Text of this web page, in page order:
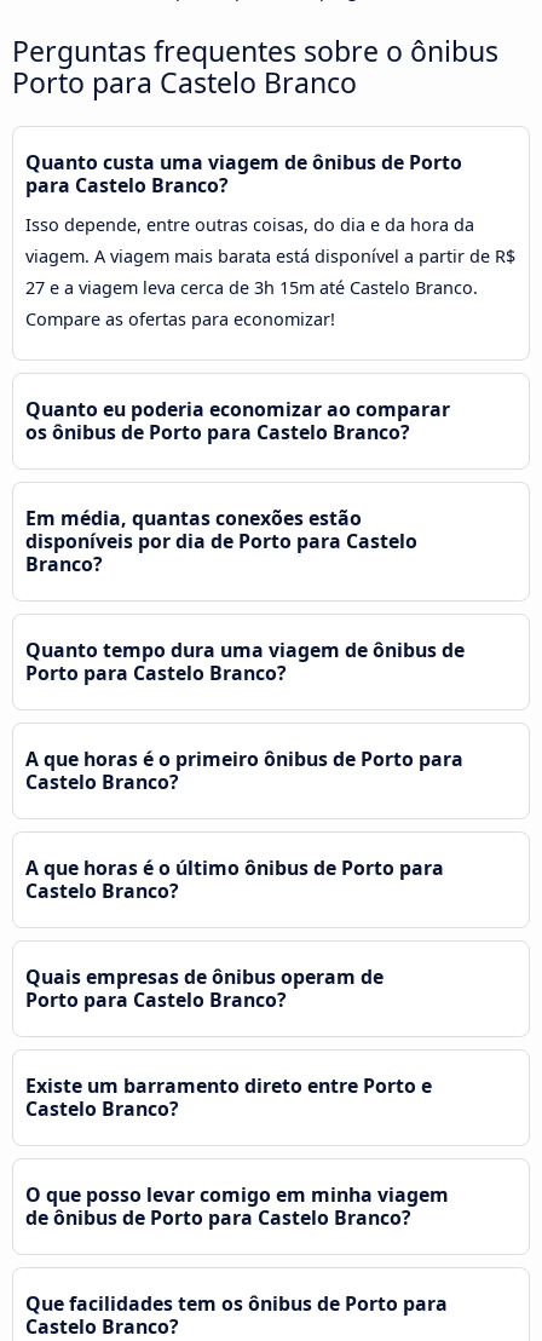
Perguntas frequentes sobre o ônibus
Porto para Castelo Branco
Quanto custa uma viagem de ônibus de Porto
para Castelo Branco?
Isso depende, entre outras coisas, do dia e da hora da
viagem. A viagem mais barata está disponível a partir de R$
27 e a viagem leva cerca de 3h 15m até Castelo Branco.
Compare as ofertas para economizar!
Quanto eu poderia economizar ao comparar
os ônibus de Porto para Castelo Branco?
Em média, quantas conexões estão
disponíveis por dia de Porto para Castelo
Branco?
Quanto tempo dura uma viagem de ônibus de
Porto para Castelo Branco?
A que horas é o primeiro ônibus de Porto para
Castelo Branco?
A que horas é o último ônibus de Porto para
Castelo Branco?
Quais empresas de ônibus operam de
Porto para Castelo Branco?
Existe um barramento direto entre Porto e
Castelo Branco?
O que posso levar comigo em minha viagem
de ônibus de Porto para Castelo Branco?
Que facilidades tem os ônibus de Porto para
Castelo Branco?